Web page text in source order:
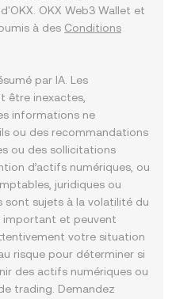
d'OKX. OKX Web3 Wallet et
à des Conditions
par IA. Les
être inexactes,
informations ne
ou des recommandations
ou des sollicitations
d’actifs numériques, ou
juridiques ou
sont sujets à la volatilité du
important et peuvent
votre situation
risque pour déterminer si
des actifs numériques ou
trading. Demandez